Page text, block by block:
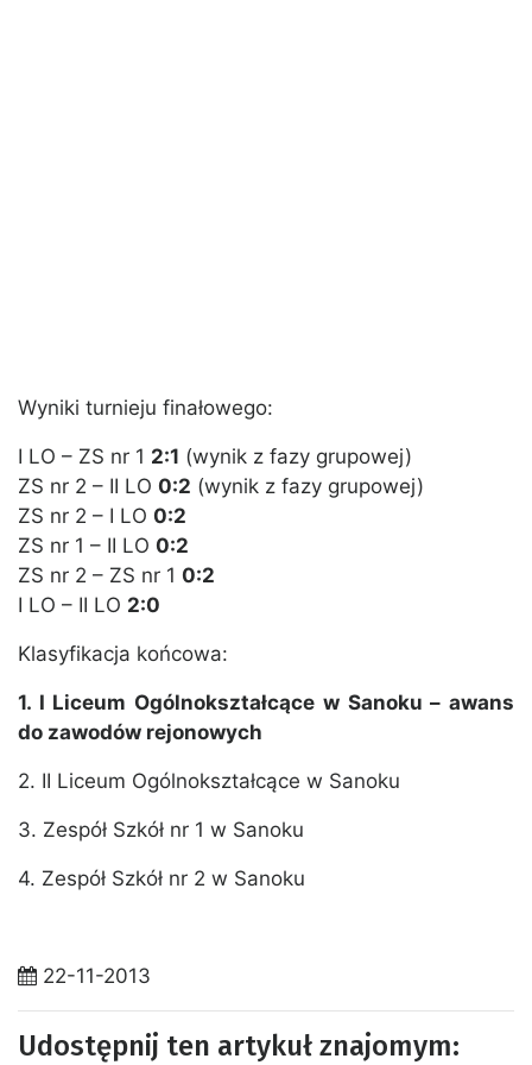
Wyniki turnieju finałowego:
I LO – ZS nr 1 2:1 (wynik z fazy grupowej)
ZS nr 2 – II LO 0:2 (wynik z fazy grupowej)
ZS nr 2 – I LO 0:2
ZS nr 1 – II LO 0:2
ZS nr 2 – ZS nr 1 0:2
I LO – II LO 2:0
Klasyfikacja końcowa:
1. I Liceum Ogólnokształcące w Sanoku – awans
do zawodów rejonowych
2. II Liceum Ogólnokształcące w Sanoku
3. Zespół Szkół nr 1 w Sanoku
4. Zespół Szkół nr 2 w Sanoku
22-11-2013
Udostępnij ten artykuł znajomym: